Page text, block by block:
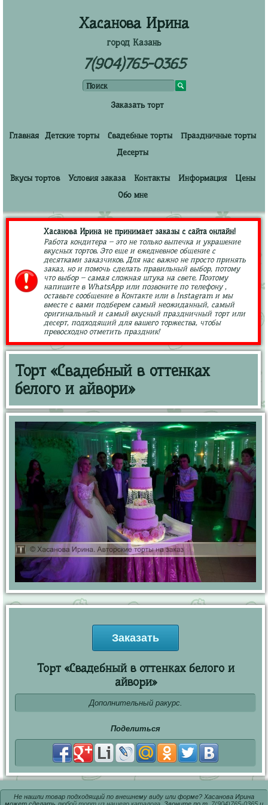
Хасанова Ирина
город Казань
7(904)765-0365
Заказать торт
Главная Детские торты Свадебные торты
Праздничные торты
Десерты
Вкусы тортов Условия заказа Контакты Информация
Цены
Обо мне
Хасанова Ирина не принимает заказы с сайта онлайн!
Работа кондитера – это не только выпечка и украшение
вкусных тортов. Это еще и ежедневное общение с
десятками заказчиков. Для нас важно не просто принять
заказ, но и помочь сделать правильный выбор, потому
что выбор – самая сложная штука на свете. Поэтому
напишите в WhatsApp или позвоните по телефону ,
оставьте сообщение в Контакте или в Instagram и мы
вместе с вами подберем самый неожиданный, самый
оригинальный и самый вкусный праздничный торт или
десерт, подходящий для вашего торжества, чтобы
превосходно отметить праздник!
Торт «Свадебный в оттенках
белого и айвори»
Заказать
Торт «Свадебный в оттенках белого и
айвори»
Дополнительный ракурс.
Поделиться
Не нашли товар подходящий по внешнему виду или форме? Хасанова Ирина